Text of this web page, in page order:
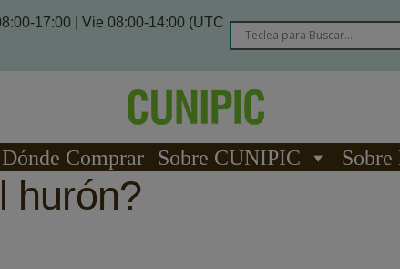
17:00 | Vie 08:00-14:00 (UTC
Dónde Comprar Sobre CUNIPIC
hurón?